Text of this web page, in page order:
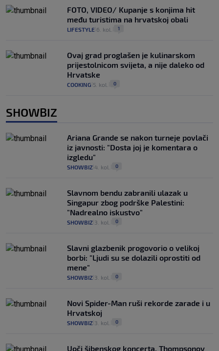
FOTO, VIDEO/ Kupanje s konjima hit
među turistima na hrvatskoj obali
LIFESTYLE 6. kol. 1
Ovaj grad proglašen je kulinarskom
prijestolnicom svijeta, a nije daleko od
Hrvatske
COOKING 5. kol. 0
SHOWBIZ
Ariana Grande se nakon turneje povlači
iz javnosti: "Dosta joj je komentara o
izgledu"
SHOWBIZ 4. kol. 0
Slavnom bendu zabranili ulazak u
Singapur zbog podrške Palestini:
"Nadrealno iskustvo"
SHOWBIZ 3. kol. 0
Slavni glazbenik progovorio o velikoj
borbi: "Ljudi su se dolazili oprostiti od
mene"
SHOWBIZ 3. kol. 0
Novi Spider-Man ruši rekorde zarade i u
Hrvatskoj
SHOWBIZ 3. kol. 0
Uoči šibenskog koncerta, Thompsonov